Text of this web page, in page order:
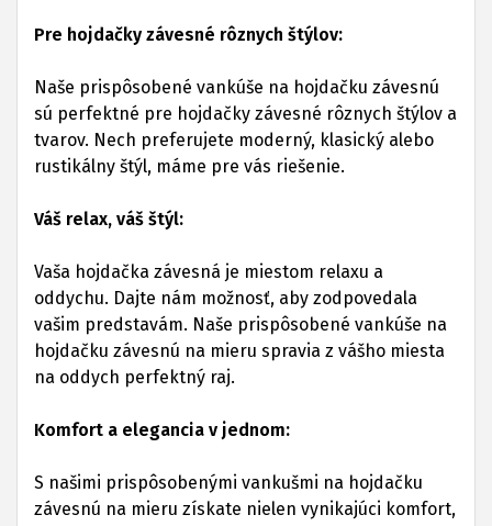
Pre hojdačky závesné rôznych štýlov:
Naše prispôsobené vankúše na hojdačku závesnú
sú perfektné pre hojdačky závesné rôznych štýlov a
tvarov. Nech preferujete moderný, klasický alebo
rustikálny štýl, máme pre vás riešenie.
Váš relax, váš štýl:
Vaša hojdačka závesná je miestom relaxu a
oddychu. Dajte nám možnosť, aby zodpovedala
vašim predstavám. Naše prispôsobené vankúše na
hojdačku závesnú na mieru spravia z vášho miesta
na oddych perfektný raj.
Komfort a elegancia v jednom:
S našimi prispôsobenými vankušmi na hojdačku
závesnú na mieru získate nielen vynikajúci komfort,